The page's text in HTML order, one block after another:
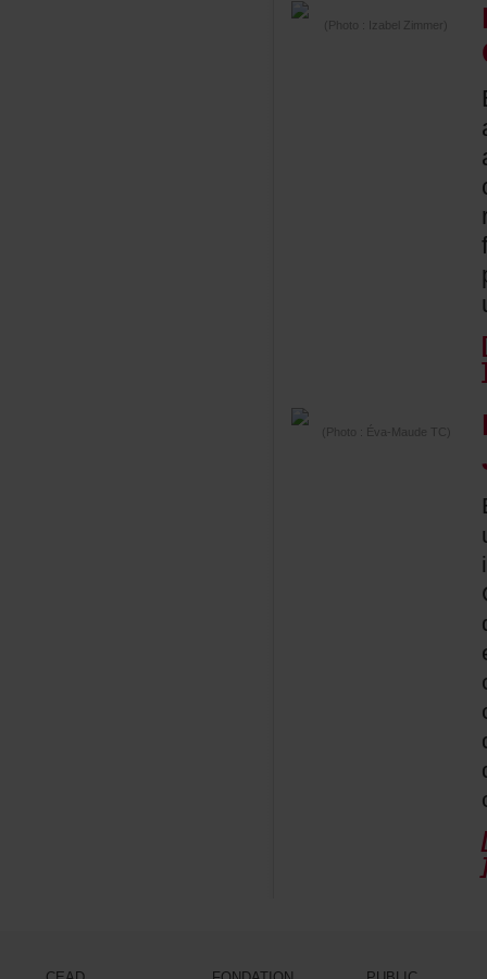
(Photo:IzabelZimmer)
(Photo:Éva-MaudeTC)